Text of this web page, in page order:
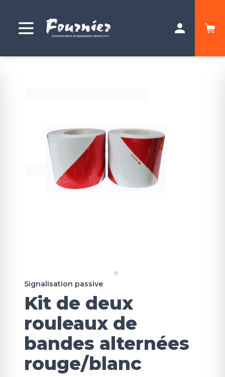
Signalisation passive
Kit de deux
rouleaux de
bandes alternées
rouge/blanc